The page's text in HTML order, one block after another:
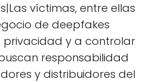
víctimas, entre ellas
de deepfakes
privacidad y a controlar
responsabilidad
y distribuidores del